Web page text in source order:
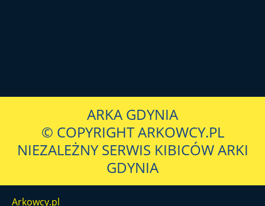
ARKA GDYNIA
© COPYRIGHT ARKOWCY.PL
NIEZALEŻNY SERWIS KIBICÓW ARKI
GDYNIA
Arkowcy.pl